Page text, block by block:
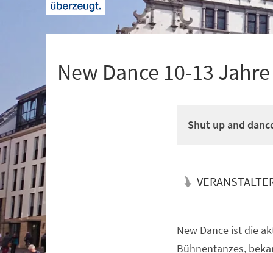
New Dance 10-13
Shut up and
New Dance ist die
Bühnentanzes,